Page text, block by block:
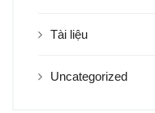
Tài liệu
Uncategorized